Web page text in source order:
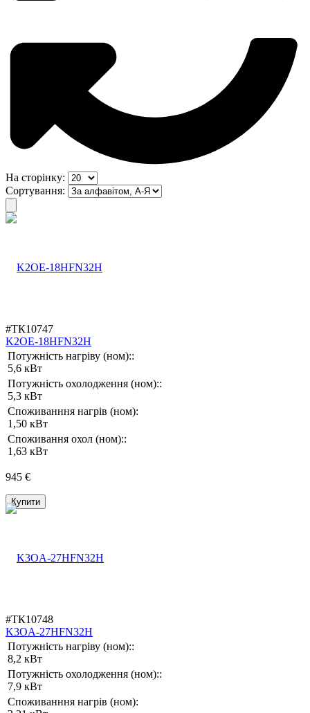
На сторінку:
Сортування:
#ТК10747
K2OE-18HFN32H
Потужність нагріву (ном)::
5,6 кВт
Потужність охолодження (ном)::
5,3 кВт
Споживанння нагрів (ном):
1,50 кВт
Споживання охол (ном)::
1,63 кВт
945 €
Купити
#ТК10748
K3OA-27HFN32H
Потужність нагріву (ном)::
8,2 кВт
Потужність охолодження (ном)::
7,9 кВт
Споживанння нагрів (ном):